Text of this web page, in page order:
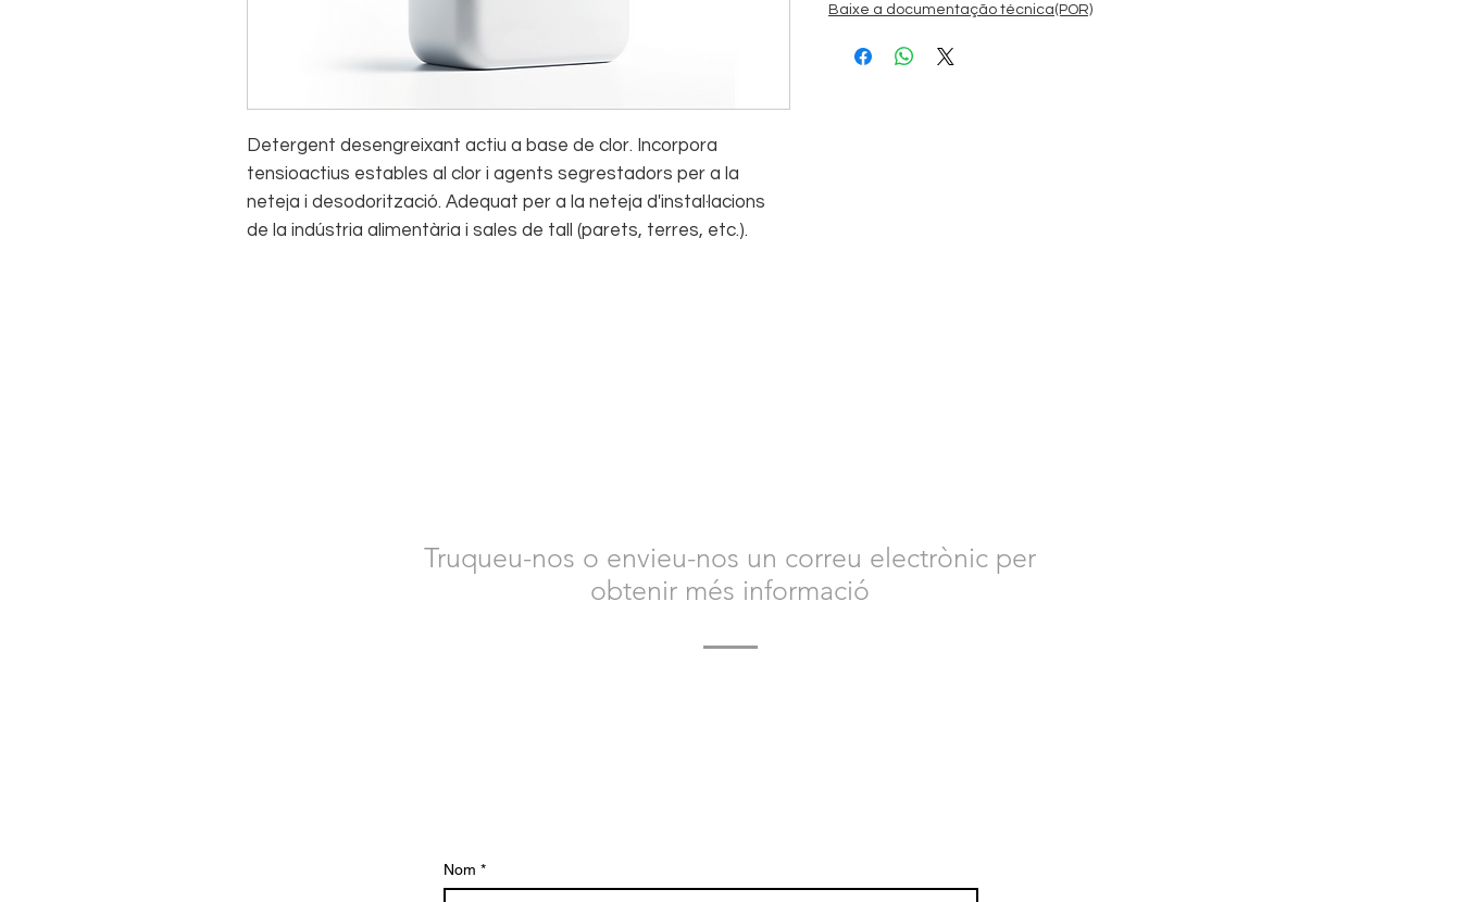
Detergent desengreixant actiu a base de clor. Incorpora
tensioactius estables al clor i agents segrestadors per a la
neteja i desodorització. Adequat per a la neteja d'instal·lacions
de la indústria alimentària i sales de tall (parets, terres, etc.).
Baixe a documentação técnica(POR)
Truqueu-nos o envieu-nos un correu electrònic per
obtenir més informació
Nom *